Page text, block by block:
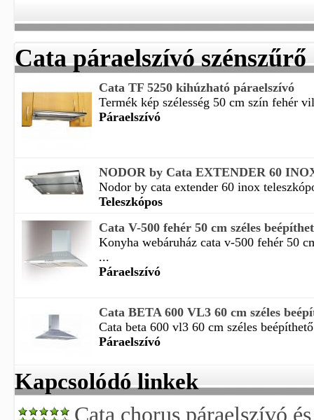
Cata páraelszívó szénszűrő
Cata TF 5250 kihúzható páraelszívó
Termék kép szélesség 50 cm szín fehér
Páraelszívó
NODOR by Cata EXTENDER 60
Nodor by cata extender 60 inox
Teleszkópos
Cata V-500 fehér 50 cm széles
Konyha webáruház cata v-500 fehér 50
...
Páraelszívó
Cata BETA 600 VL3 60 cm széles
Cata beta 600 vl3 60 cm széles
Páraelszívó
Kapcsolódó linkek
Cata chorus páraelszívó